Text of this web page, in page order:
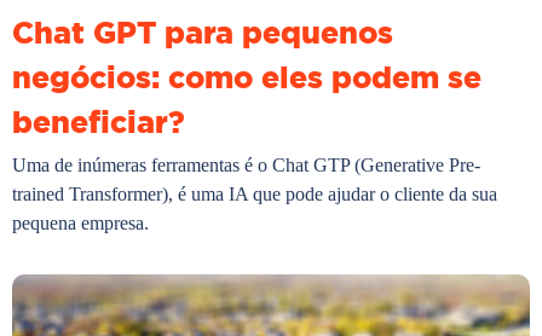
Chat GPT para pequenos
negócios: como eles podem se
beneficiar?
Uma de inúmeras ferramentas é o Chat GTP (Generative Pre-
trained Transformer), é uma IA que pode ajudar o cliente da sua
pequena empresa.